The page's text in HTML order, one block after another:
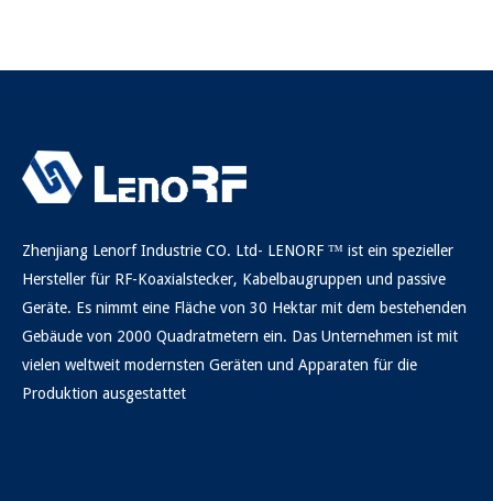
Zhenjiang Lenorf Industrie CO. Ltd- LENORF ™ ist ein spezieller
Hersteller für RF-Koaxialstecker, Kabelbaugruppen und passive
Geräte. Es nimmt eine Fläche von 30 Hektar mit dem bestehenden
Gebäude von 2000 Quadratmetern ein. Das Unternehmen ist mit
vielen weltweit modernsten Geräten und Apparaten für die
Produktion ausgestattet